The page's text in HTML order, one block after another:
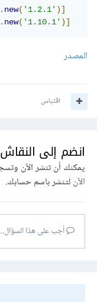
.new('1.2.1')]
.new('1.10.1')]
المصدر
اقتباس
انضم إلى النقاش
يمكنك أن تنشر الآن
الآنلتنشر باسم حسابك.
أجب على هذا السؤال...